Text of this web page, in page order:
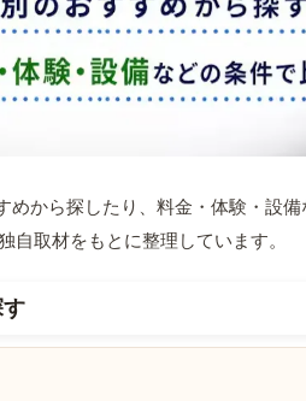
から探したり、料金・体験・設備
取材をもとに整理しています。